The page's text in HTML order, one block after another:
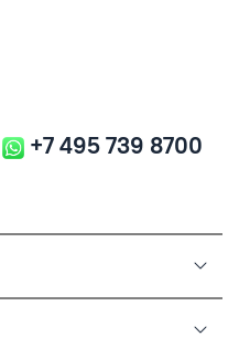
+7 495 739 8700